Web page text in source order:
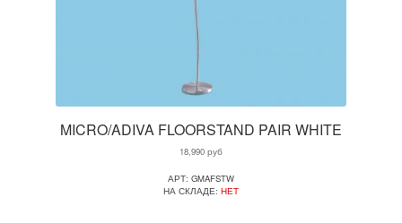
MICRO/ADIVA FLOORSTAND PAIR WHITE
18,990руб
АРТ: GMAFSTW
НА СКЛАДЕ: НЕТ